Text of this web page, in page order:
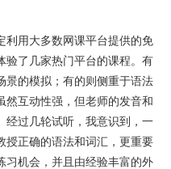
利用大多数网课平台提供的免
验了几家热门平台的课程。有
景的模拟；有的则侧重于语法
然互动性强，但老师的发音和
经过几轮试听，我意识到，一
授正确的语法和词汇，更重要
习机会，并且由经验丰富的外